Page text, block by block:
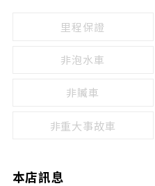
里程保證
非泡水車
非贓車
非重大事故車
本店訊息